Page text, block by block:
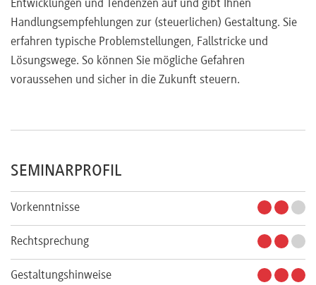
Entwicklungen und Tendenzen auf und gibt Ihnen
Handlungsempfehlungen zur (steuerlichen) Gestaltung. Sie
erfahren typische Problemstellungen, Fallstricke und
Lösungswege. So können Sie mögliche Gefahren
voraussehen und sicher in die Zukunft steuern.
SEMINARPROFIL
Vorkenntnisse
Rechtsprechung
Gestaltungshinweise